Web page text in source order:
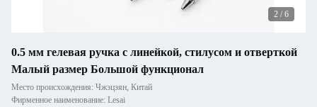
2 / 6
0.5 мм гелевая ручка с линейкой, стилусом и отверткой
Малый размер Большой функционал
Место происхождения: Чжэцзян, Китай
Фирменное наименование: Lesai